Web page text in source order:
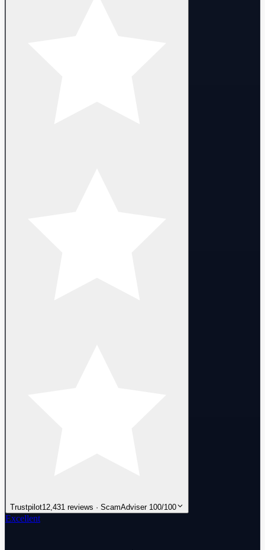
Trustpilot12,431 reviews · ScamAdviser 100/100
Excellent